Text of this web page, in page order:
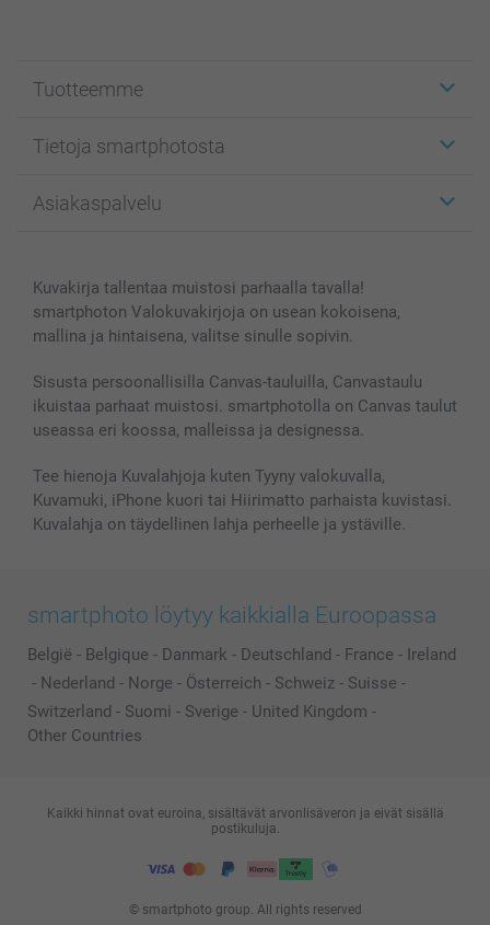
Tuotteemme
Kuvakortit
Kuvakirjat
Kännykkä & Tabletti
MyNameBook
Valokuvakehykset & Lisätarvikkeet
Lahjakortti
Kaikki kuvatuotteet
Tietoja smartphotosta
Affiliate ohjelma
Sivukartta
Ehdot/takuut
Asiakaspalvelu
smartbonus
Hinnat & maksutavat
Kuvakirja tallentaa muistosi parhaalla tavalla!
smartphoton Valokuvakirjoja on usean kokoisena,
mallina ja hintaisena, valitse sinulle sopivin.
Sisusta persoonallisilla Canvas-tauluilla, Canvastaulu
ikuistaa parhaat muistosi. smartphotolla on Canvas taulut
useassa eri koossa, malleissa ja designessa.
Tee hienoja Kuvalahjoja kuten Tyyny valokuvalla,
Kuvamuki, iPhone kuori tai Hiirimatto parhaista kuvistasi.
Kuvalahja on täydellinen lahja perheelle ja ystäville.
smartphoto löytyy kaikkialla Euroopassa
België - Belgique - Danmark - Deutschland - France - Ireland
- Nederland - Norge - Österreich - Schweiz - Suisse -
Switzerland - Suomi - Sverige - United Kingdom -
Other Countries
© smartphoto group. All rights reserved
Kaikki hinnat ovat euroina, sisältävät arvonlisäveron ja eivät sisällä
postikuluja.